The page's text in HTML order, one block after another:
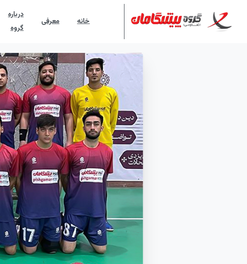
خانه معرفی
درباره
گروه